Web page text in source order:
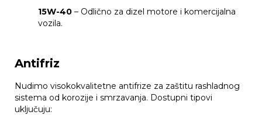
15W-40 – Odlično za dizel motore i komercijalna
vozila.
Antifriz
Nudimo visokokvalitetne antifrize za zaštitu rashladnog
sistema od korozije i smrzavanja. Dostupni tipovi
uključuju: